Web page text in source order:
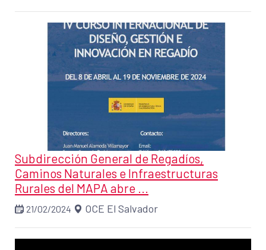
Subdirección General de Regadíos,
Caminos Naturales e Infraestructuras
Rurales del MAPA abre ...
21/02/2024 OCE El Salvador